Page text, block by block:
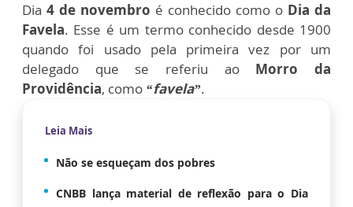
Dia 4 de novembro é conhecido como o Dia da
Favela. Esse é um termo conhecido desde 1900
quando foi usado pela primeira vez por um
delegado que se referiu ao Morro da
Providência, como “favela”.
Leia Mais
Não se esqueçam dos pobres
CNBB lança material de reflexão para o Dia